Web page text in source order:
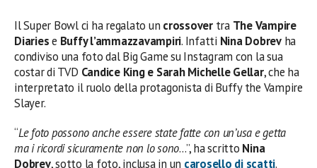
Il Super Bowl ci ha regalato un crossover tra The Vampire
Diariese Buffy l’ammazzavampiri. Infatti Nina Dobrevha
condiviso una foto dal Big Game su Instagram con la sua
costar di TVD Candice King e Sarah Michelle Gellar, che ha
interpretato il ruolo della protagonista di Buffy the Vampire
Slayer.
“Le foto possono anche essere state fatte con un’usa e getta
ma i ricordi sicuramente non lo sono…”, ha scritto Nina
Dobrev, sotto la foto, inclusa in un carosello di scatti.